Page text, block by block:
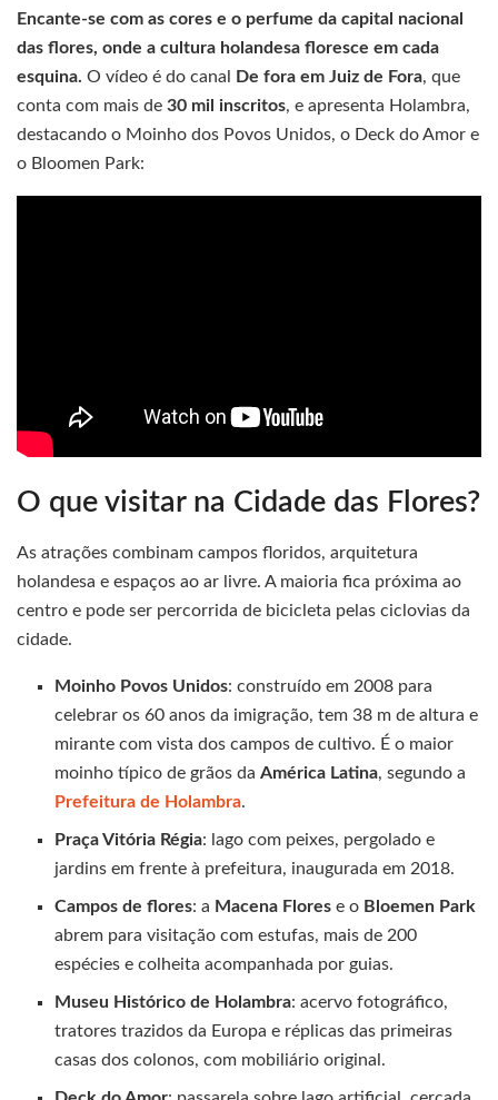
Encante-se com as cores e o perfume da capital nacional
das flores, onde a cultura holandesa floresce em cada
esquina. O vídeo é do canal De fora em Juiz de Fora, que
conta com mais de 30 mil inscritos, e apresenta Holambra,
destacando o Moinho dos Povos Unidos, o Deck do Amor e
o Bloomen Park:
O que visitar na Cidade das Flores?
As atrações combinam campos floridos, arquitetura
holandesa e espaços ao ar livre. A maioria fica próxima ao
centro e pode ser percorrida de bicicleta pelas ciclovias da
cidade.
Moinho Povos Unidos: construído em 2008 para
celebrar os 60 anos da imigração, tem 38 m de altura e
mirante com vista dos campos de cultivo. É o maior
moinho típico de grãos daAmérica Latina, segundo a
Prefeitura de Holambra.
Praça Vitória Régia: lago com peixes, pergolado e
jardins em frente à prefeitura, inaugurada em 2018.
Campos de flores: a Macena Flores e o Bloemen Park
abrem para visitação com estufas, mais de 200
espécies e colheita acompanhada por guias.
Museu Histórico de Holambra: acervo fotográfico,
tratores trazidos da Europa e réplicas das primeiras
casas dos colonos, com mobiliário original.